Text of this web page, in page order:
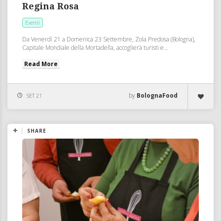
Regina Rosa
Eventi
Da Venerdì 21 a Domenica 23 Settembre, Zola Predosa (Bologna),
Capitale Mondiale della Mortadella, accoglierà turisti e...
Read More
SET 21 by BolognaFood
SHARE